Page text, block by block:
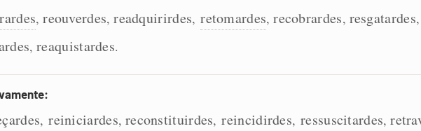
,reouverdes,readquirirdes, retomardes,recobrardes, resgatardes,
,reaquistardes.
, reiniciardes, reconstituirdes, reincidirdes, ressuscitardes,